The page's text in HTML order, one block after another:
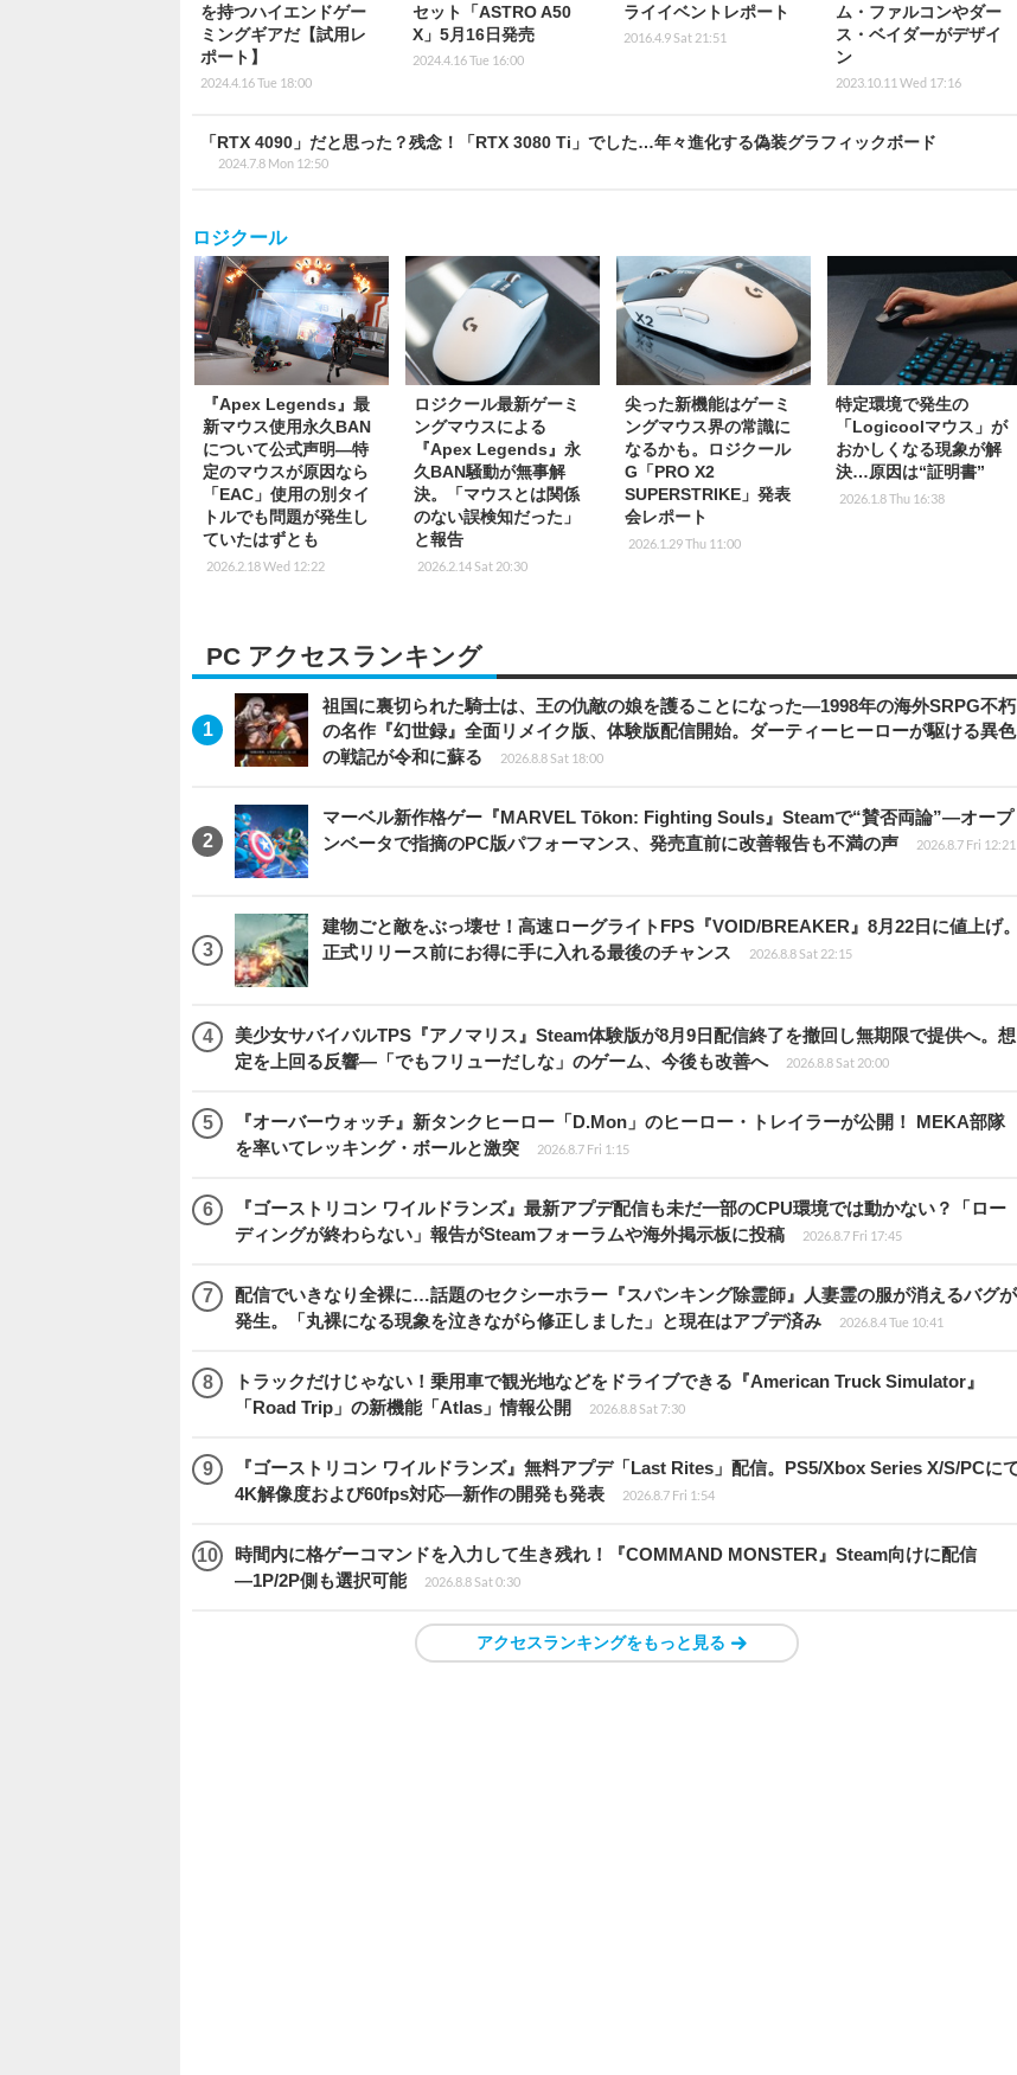
を持つハイエンドゲー
ミングギアだ【試用レ
ポート】
2024.4.16 Tue 18:00
セット「ASTRO A50
X」5月16日発売
2024.4.16 Tue 16:00
ライイベントレポート
2016.4.9 Sat 21:51
ム・ファルコンやダー
ス・ベイダーがデザイ
ン
2023.10.11 Wed 17:16
「RTX 4090」だと思った？残念！「RTX 3080 Ti」でした…年々進化する偽装グラフィックボード
2024.7.8 Mon 12:50
ロジクール
『Apex Legends』最
新マウス使用永久BAN
について公式声明―特
定のマウスが原因なら
「EAC」使用の別タイ
トルでも問題が発生し
ていたはずとも
2026.2.18 Wed 12:22
ロジクール最新ゲーミ
ングマウスによる
『Apex Legends』永
久BAN騒動が無事解
決。「マウスとは関係
のない誤検知だった」
と報告
2026.2.14 Sat 20:30
尖った新機能はゲーミ
ングマウス界の常識に
なるかも。ロジクール
G「PRO X2
SUPERSTRIKE」発表
会レポート
2026.1.29 Thu 11:00
特定環境で発生の
「Logicoolマウス」が
おかしくなる現象が解
決…原因は“証明書”
2026.1.8 Thu 16:38
PC アクセスランキング
祖国に裏切られた騎士は、王の仇敵の娘を護ることになった―1998年の海外SRPG不朽
の名作『幻世録』全面リメイク版、体験版配信開始。ダーティーヒーローが駆ける異色
の戦記が令和に蘇る
2026.8.8 Sat 18:00
マーベル新作格ゲー『MARVEL Tōkon: Fighting Souls』Steamで“賛否両論”―オープ
ンベータで指摘のPC版パフォーマンス、発売直前に改善報告も不満の声
2026.8.7 Fri 12:21
建物ごと敵をぶっ壊せ！高速ローグライトFPS『VOID/BREAKER』8月22日に値上げ。
正式リリース前にお得に手に入れる最後のチャンス
2026.8.8 Sat 22:15
美少女サバイバルTPS『アノマリス』Steam体験版が8月9日配信終了を撤回し無期限で提供へ。想
定を上回る反響―「でもフリューだしな」のゲーム、今後も改善へ
2026.8.8 Sat 20:00
『オーバーウォッチ』新タンクヒーロー「D.Mon」のヒーロー・トレイラーが公開！ MEKA部隊
を率いてレッキング・ボールと激突
2026.8.7 Fri 1:15
『ゴーストリコン ワイルドランズ』最新アプデ配信も未だ一部のCPU環境では動かない？「ロー
ディングが終わらない」報告がSteamフォーラムや海外掲示板に投稿
2026.8.7 Fri 17:45
配信でいきなり全裸に…話題のセクシーホラー『スパンキング除霊師』人妻霊の服が消えるバグが
発生。「丸裸になる現象を泣きながら修正しました」と現在はアプデ済み
2026.8.4 Tue 10:41
トラックだけじゃない！乗用車で観光地などをドライブできる『American Truck Simulator』
「Road Trip」の新機能「Atlas」情報公開
2026.8.8 Sat 7:30
『ゴーストリコン ワイルドランズ』無料アプデ「Last Rites」配信。PS5/Xbox Series X/S/PCに
4K解像度および60fps対応―新作の開発も発表
2026.8.7 Fri 1:54
時間内に格ゲーコマンドを入力して生き残れ！『COMMAND MONSTER』Steam向けに配信
―1P/2P側も選択可能
2026.8.8 Sat 0:30
アクセスランキングをもっと見る